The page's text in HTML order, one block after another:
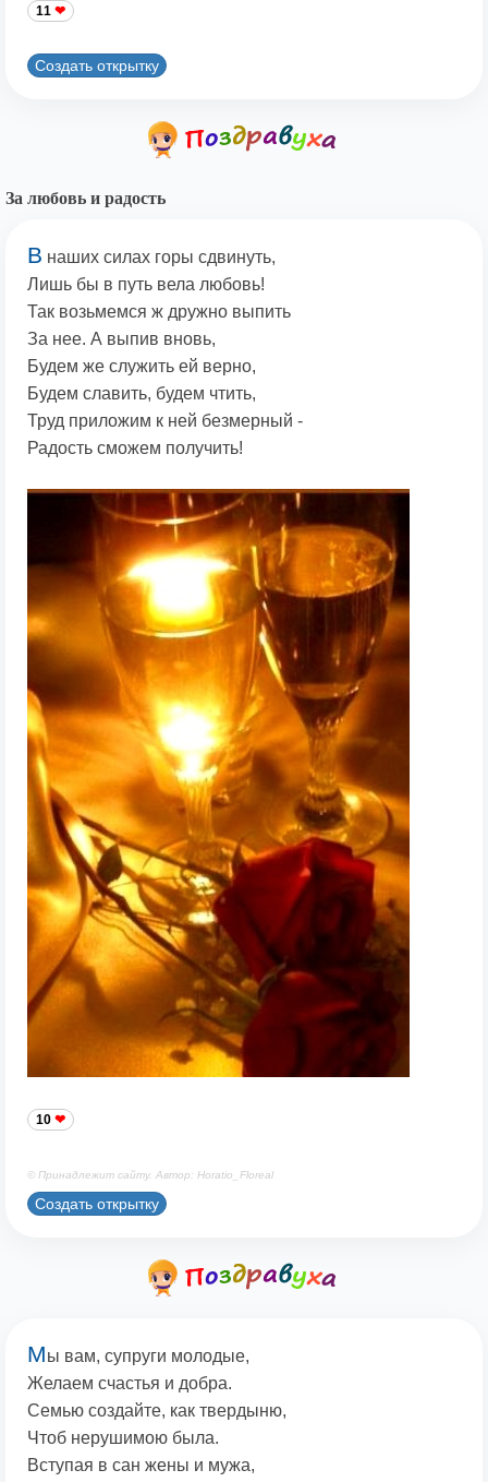
11
Создать открытку
За любовь и радость
В наших силах горы сдвинуть,
Лишь бы в путь вела любовь!
Так возьмемся ж дружно выпить
За нее. А выпив вновь,
Будем же служить ей верно,
Будем славить, будем чтить,
Труд приложим к ней безмерный -
Радость сможем получить!
10
© Принадлежит сайту. Автор: Horatio_Floreal
Создать открытку
Мы вам, супруги молодые,
Желаем счастья и добра.
Семью создайте, как твердыню,
Чтоб нерушимою была.
Вступая в сан жены и мужа,